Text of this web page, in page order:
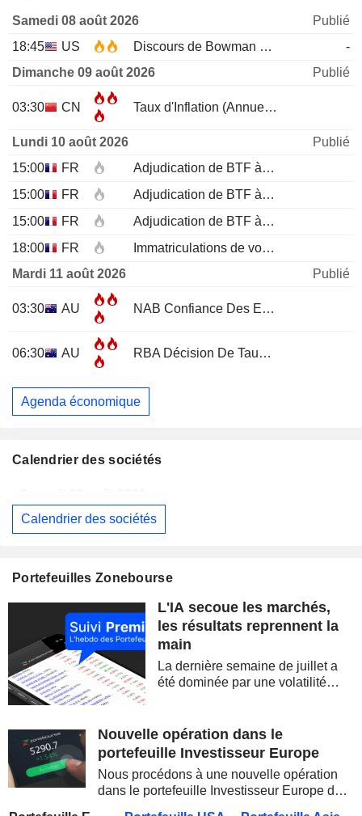
Samedi 08 août 2026
Publié
18:45
US Discours de Bowman de la Fed
-
Dimanche 09 août 2026
Publié
03:30 CN Taux d'Inflation (Annuel)
Lundi 10 août 2026
Publié
15:00
FR
Adjudication de BTF à 12 mois
15:00
FR
Adjudication de BTF à 6 mois
15:00
FR
Adjudication de BTF à 3 mois
18:00
FR
Immatriculations de voitures neuves (annuelles)
Mardi 11 août 2026
Publié
03:30 AU NAB Confiance Des Entreprises
06:30 AU RBA Décision De Taux D'Intérêt
Agenda économique
Calendrier des sociétés
BERKSHIRE HATHAWAY INC.
Samedi 08 août 2026
WESTPAC BANKING CORPORATION Publication des résultats - Q3 2026 AS
BARRICK MINING CORPORATION
SIMON PROPERTY GROUP, INC. Publication des résultats - Q2 2026
FERGUSON ENTERPRISES INC.
ROCKET LAB CORPORATION Publication des résultats - Q2 2026
AMRIZE AG Publication des résultats - Q2 2026
Calendrier des sociétés
Portefeuilles Zonebourse
L'IA secoue les marchés,
les résultats reprennent la
main
La dernière semaine de juillet a
été dominée par une volatilité
semi-conducteurs. Les
inquiétudes sur la soutenabilité
Nouvelle opération dans le
portefeuille Investisseur Europe
Nous procédons à une nouvelle opération
dans le portefeuille Investisseur Europe de